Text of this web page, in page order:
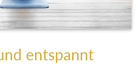
entspannt